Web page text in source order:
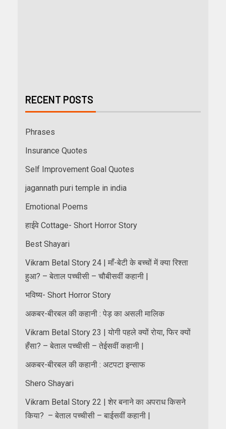
RECENT POSTS
Phrases
Insurance Quotes
Self Improvement Goal Quotes
jagannath puri temple in india
Emotional Poems
हाईवे Cottage- Short Horror Story
Best Shayari
Vikram Betal Story 24 | माँ-बेटी के बच्चों में क्या रिश्ता
हुआ? – बेताल पच्चीसी – चौबीसवीं कहानी |
भविष्य- Short Horror Story
अकबर-बीरबल की कहानी : पेड़ का असली मालिक
Vikram Betal Story 23 | योगी पहले क्यों रोया, फिर क्यों
हँसा? – बेताल पच्चीसी – तेईसवीं कहानी |
अकबर-बीरबल की कहानी : अटपटा इन्साफ
Shero Shayari
Vikram Betal Story 22 | शेर बनाने का अपराध किसने
किया? – बेताल पच्चीसी – बाईसवीं कहानी |